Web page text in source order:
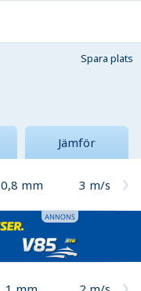
Spara plats
Jämför
0,8 mm 3 m/s